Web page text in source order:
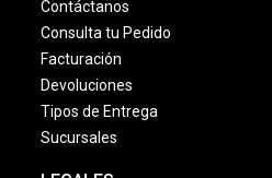
Contáctanos
Consulta tu Pedido
Facturación
Devoluciones
Tipos de Entrega
Sucursales